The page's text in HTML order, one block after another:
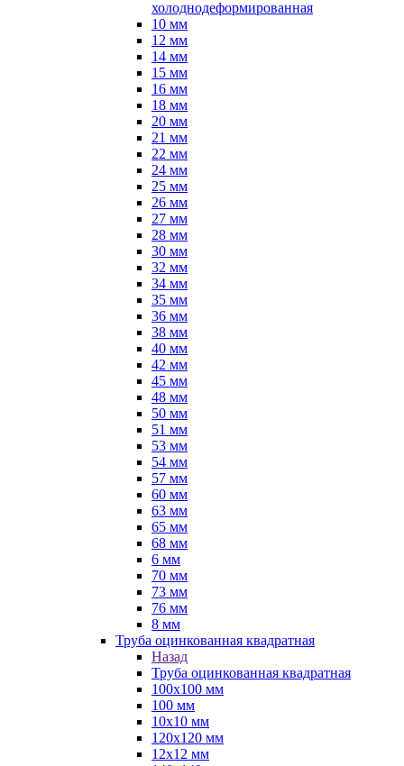
холоднодеформированная
10 мм
12 мм
14 мм
15 мм
16 мм
18 мм
20 мм
21 мм
22 мм
24 мм
25 мм
26 мм
27 мм
28 мм
30 мм
32 мм
34 мм
35 мм
36 мм
38 мм
40 мм
42 мм
45 мм
48 мм
50 мм
51 мм
53 мм
54 мм
57 мм
60 мм
63 мм
65 мм
68 мм
6 мм
70 мм
73 мм
76 мм
8 мм
Труба оцинкованная квадратная
Назад
Труба оцинкованная квадратная
100х100 мм
100 мм
10х10 мм
120х120 мм
12х12 мм